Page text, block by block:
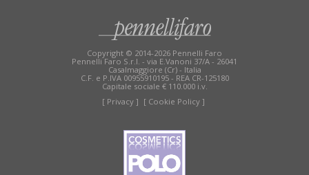
Copyright © 2014-2026 Pennelli Faro
Pennelli Faro S.r.l. - via E.Vanoni 37/A - 26041
Casalmaggiore (Cr) - Italia
C.F. e P.IVA 00955910195 - REA CR-125180
Capitale sociale € 110.000 i.v.
[ Privacy ] [ Cookie Policy ]